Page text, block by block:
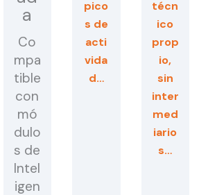
a
Co
mpa
tible
con
mó
dulo
s de
Intel
igen
pico
s de
acti
vida
d…
técn
ico
prop
io,
sin
inter
med
iario
s…